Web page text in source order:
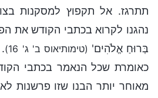
תתרגז. אל תקפוץ למסקנות
נהגנו לקרוא בכתבי הקודש את
בְּרוּחַ אֱלֹהִים' (טימותיאוס ב' ג' 16)
כאומרת שכל הנאמר בכתבי
מאוחר יותר הבנו שזו פרשנות